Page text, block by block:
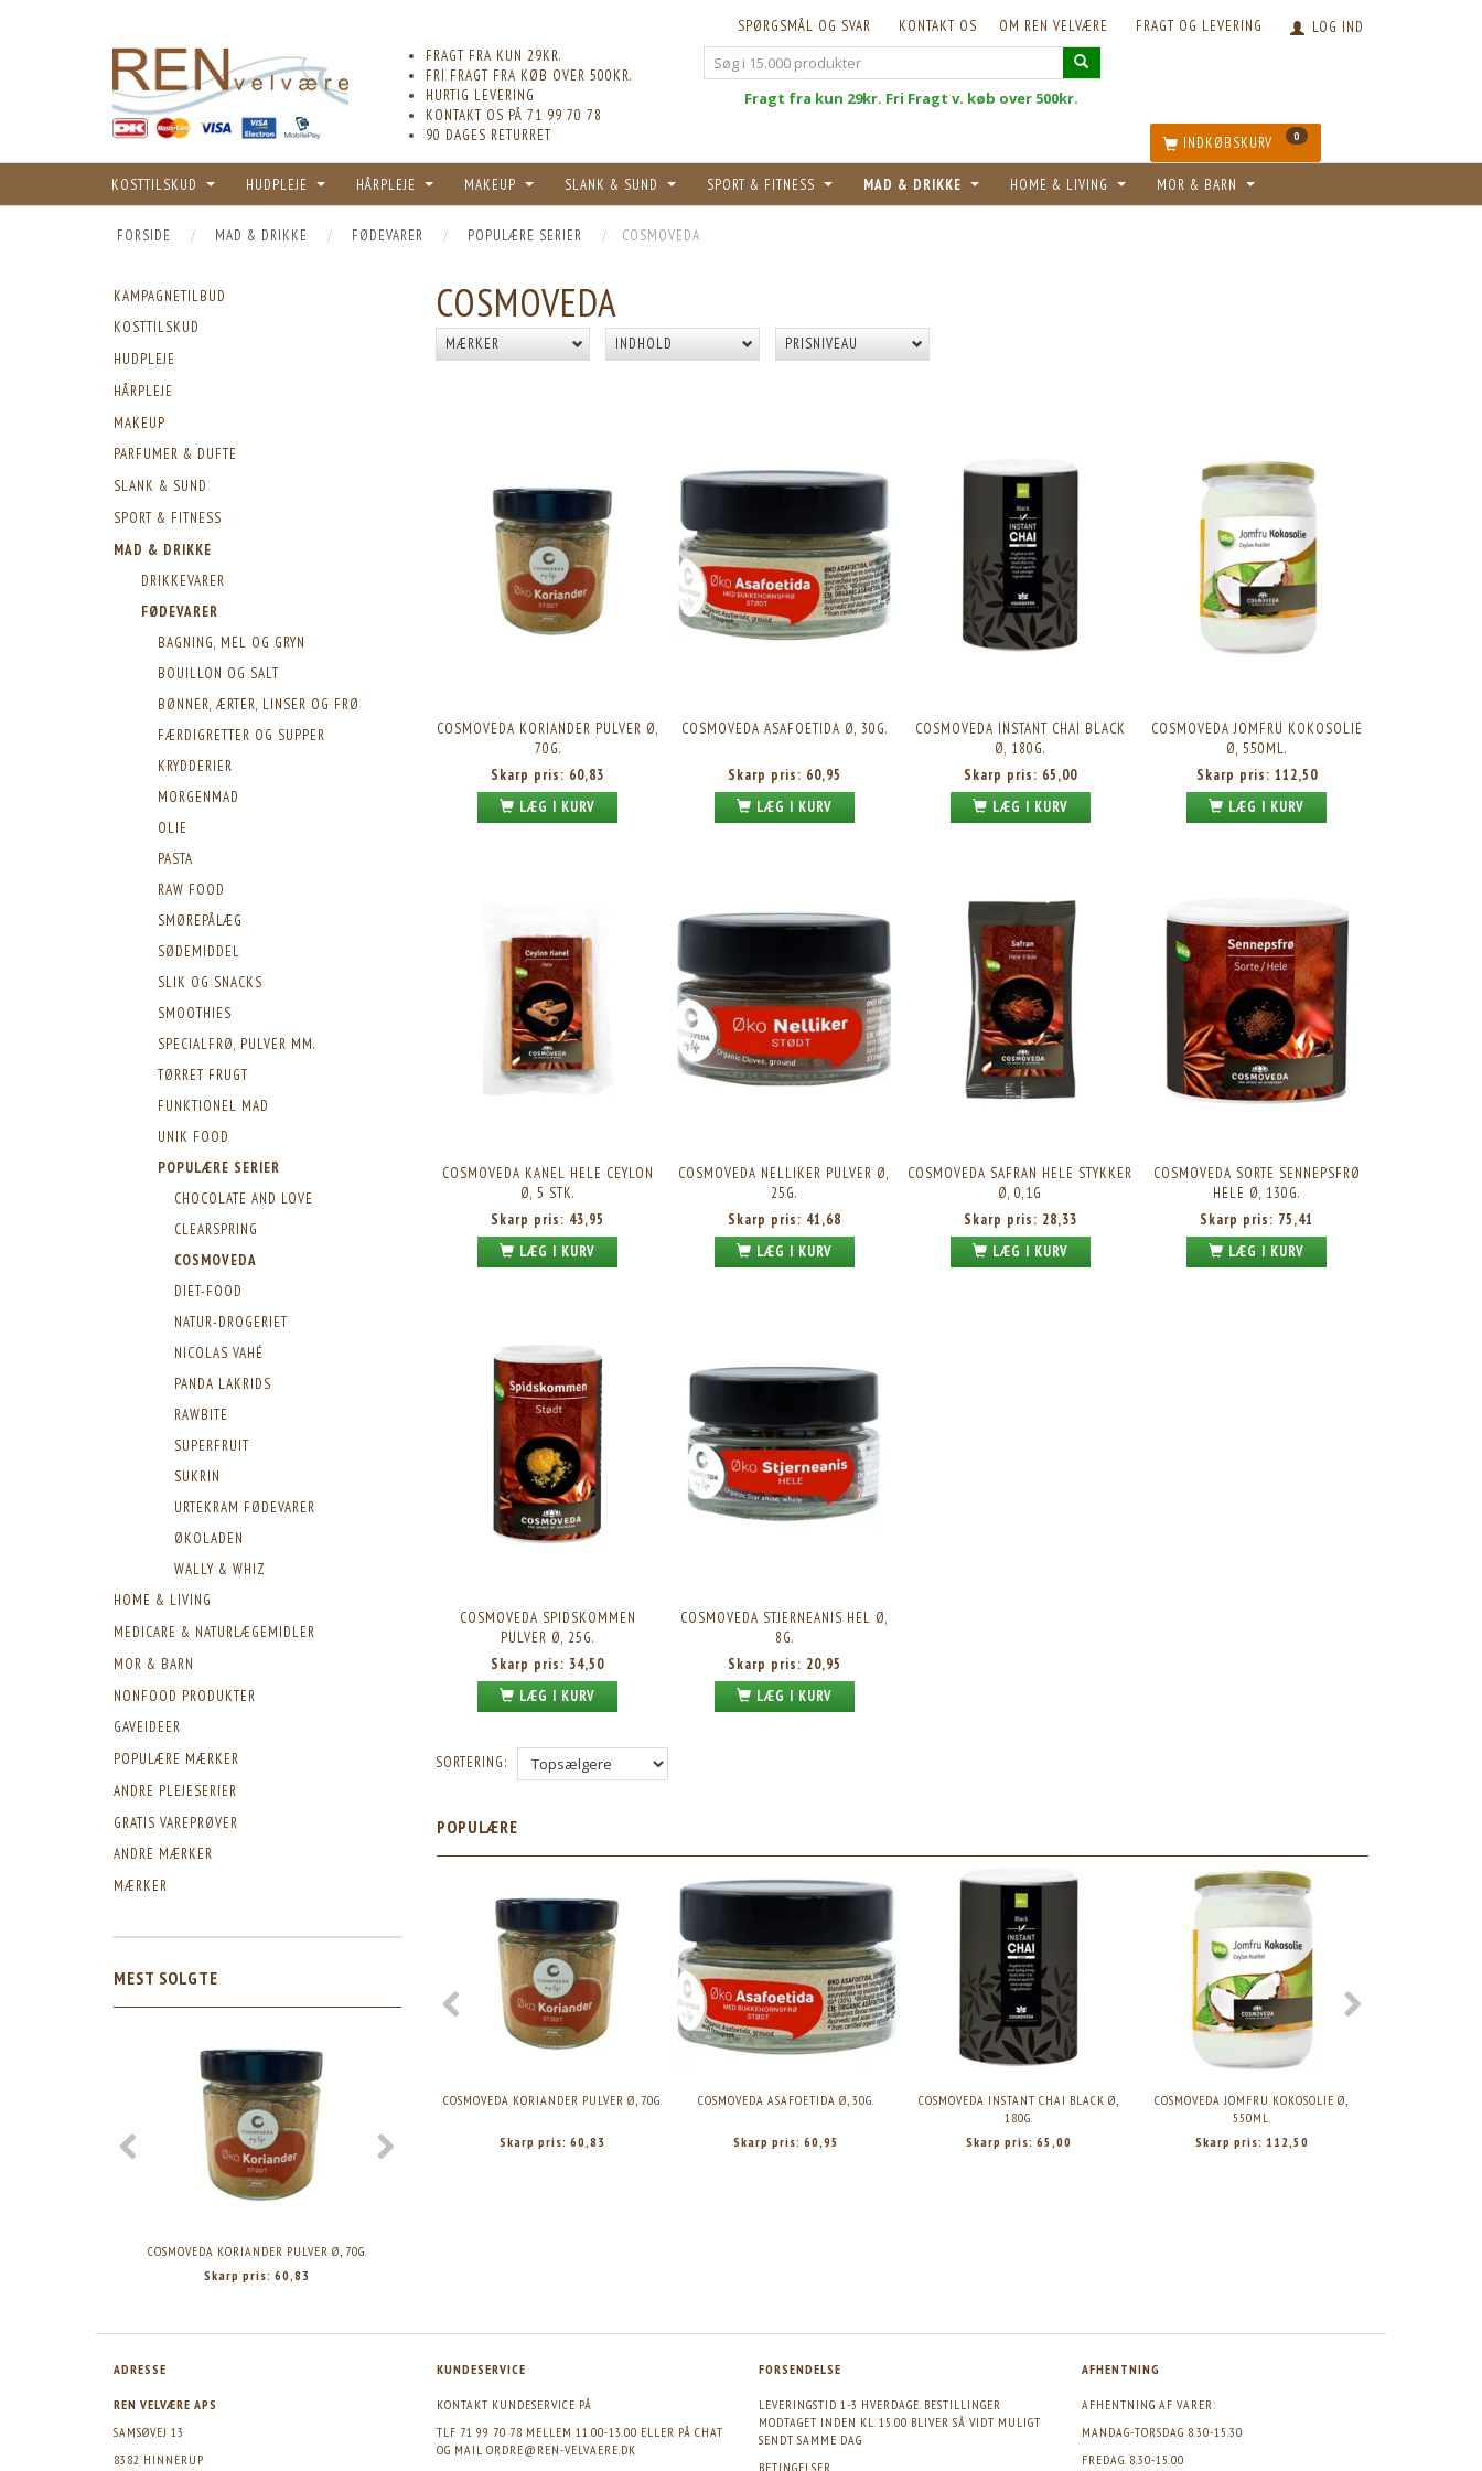
LOG IND
FRAGT OG LEVERING
OM REN VELVÆRE
KONTAKT OS
SPØRGSMÅL OG SVAR
FRAGT FRA KUN 29KR.
FRI FRAGT FRA KØB OVER 500KR.
HURTIG LEVERING
KONTAKT OS PÅ 71 99 70 78
90 DAGES RETURRET
Fragt fra kun 29kr. Fri Fragt v. køb over 500kr.
INDKØBSKURV 0
KOSTTILSKUD HUDPLEJE HÅRPLEJE MAKEUP SLANK & SUND SPORT & FITNESS MAD & DRIKKE HOME & LIVING MOR & BARN
FORSIDE MAD & DRIKKE FØDEVARER POPULÆRE SERIER COSMOVEDA
KAMPAGNETILBUD
KOSTTILSKUD
HUDPLEJE
HÅRPLEJE
MAKEUP
PARFUMER & DUFTE
SLANK & SUND
SPORT & FITNESS
MAD & DRIKKE
DRIKKEVARER
FØDEVARER
BAGNING, MEL OG GRYN
BOUILLON OG SALT
BØNNER, ÆRTER, LINSER OG FRØ
FÆRDIGRETTER OG SUPPER
KRYDDERIER
MORGENMAD
OLIE
PASTA
RAW FOOD
SMØREPÅLÆG
SØDEMIDDEL
SLIK OG SNACKS
SMOOTHIES
SPECIALFRØ, PULVER MM.
TØRRET FRUGT
FUNKTIONEL MAD
UNIK FOOD
POPULÆRE SERIER
CHOCOLATE AND LOVE
CLEARSPRING
COSMOVEDA
DIET-FOOD
NATUR-DROGERIET
NICOLAS VAHÉ
PANDA LAKRIDS
RAWBITE
SUPERFRUIT
SUKRIN
URTEKRAM FØDEVARER
ØKOLADEN
WALLY & WHIZ
HOME & LIVING
MEDICARE & NATURLÆGEMIDLER
MOR & BARN
NONFOOD PRODUKTER
GAVEIDEER
POPULÆRE MÆRKER
ANDRE PLEJESERIER
GRATIS VAREPRØVER
ANDRE MÆRKER
MÆRKER
MEST SOLGTE
COSMOVEDA KORIANDER PULVER Ø, 70G.
Skarp pris:60,83
COSMOVEDA
MÆRKER INDHOLD PRISNIVEAU
COSMOVEDA KORIANDER PULVER Ø,
70G.
Skarp pris: 60,83
LÆG I KURV
COSMOVEDA ASAFOETIDA Ø, 30G.
Skarp pris: 60,95
LÆG I KURV
COSMOVEDA INSTANT CHAI BLACK
Ø, 180G.
Skarp pris: 65,00
LÆG I KURV
COSMOVEDA JOMFRU KOKOSOLIE
Ø, 550ML.
Skarp pris: 112,50
LÆG I KURV
COSMOVEDA KANEL HELE CEYLON
Ø, 5 STK.
Skarp pris: 43,95
LÆG I KURV
COSMOVEDA NELLIKER PULVER Ø,
25G.
Skarp pris: 41,68
LÆG I KURV
COSMOVEDA SAFRAN HELE STYKKER
Ø, 0,1G
Skarp pris: 28,33
LÆG I KURV
COSMOVEDA SORTE SENNEPSFRØ
HELE Ø, 130G.
Skarp pris: 75,41
LÆG I KURV
COSMOVEDA SPIDSKOMMEN
PULVER Ø, 25G.
Skarp pris: 34,50
LÆG I KURV
COSMOVEDA STJERNEANIS HEL Ø,
8G.
Skarp pris: 20,95
LÆG I KURV
SORTERING:
POPULÆRE
COSMOVEDA KORIANDER PULVER Ø, 70G.
Skarp pris:60,83
COSMOVEDA ASAFOETIDA Ø, 30G.
Skarp pris: 60,95
COSMOVEDA INSTANT CHAI BLACK Ø,
180G.
Skarp pris: 65,00
COSMOVEDA JOMFRU KOKOSOLIE Ø,
550ML.
Skarp pris: 112,50
ADRESSE
REN VELVÆRE APS
SAMSØVEJ 13
8382 HINNERUP
KUNDESERVICE
KONTAKT KUNDESERVICE PÅ
TLF 71 99 70 78 MELLEM 11.00-13.00 ELLER PÅ CHAT
OG MAIL ORDRE@REN-VELVAERE.DK
FORSENDELSE
LEVERINGSTID 1-3 HVERDAGE. BESTILLINGER
MODTAGET INDEN KL. 15.00 BLIVER SÅ VIDT MULIGT
SENDT SAMME DAG
BETINGELSER
AFHENTNING
AFHENTNING AF VARER:
MANDAG-TORSDAG 8.30-15.30
FREDAG. 8.30-15.00